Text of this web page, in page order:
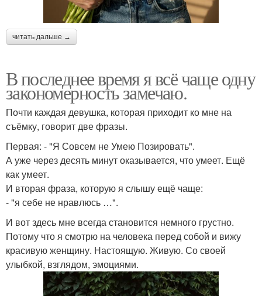
читать дальше →
В последнее время я всё чаще одну
закономерность замечаю.
Почти каждая девушка, которая приходит ко мне на
съёмку, говорит две фразы.
Первая: - "Я Совсем не Умею Позировать".
А уже через десять минут оказывается, что умеет. Ещё
как умеет.
И вторая фраза, которую я слышу ещё чаще:
- "я себе не нравлюсь …".
И вот здесь мне всегда становится немного грустно.
Потому что я смотрю на человека перед собой и вижу
красивую женщину. Настоящую. Живую. Со своей
улыбкой, взглядом, эмоциями.